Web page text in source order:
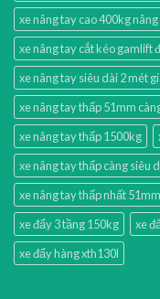
xe nâng tay cao 400kg
xe nâng tay cắt kéo gamlift
xe nâng tay siêu dài 2 mét
xe nâng tay thấp 51mm
xe nâng tay thấp 1500kg
xe nâng tay thấp càng siêu
xe nâng tay thấp nhất 51mm
xe đẩy 3 tầng 150kg
xe
xe đẩy hàng xth130l